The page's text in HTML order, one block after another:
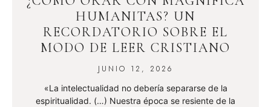
HUMANITAS? UN
RECORDATORIO SOBRE EL
MODO DE LEER CRISTIANO
JUNIO 12, 2026
«La intelectualidad no debería separarse de la
espiritualidad. (…) Nuestra época se resiente de la